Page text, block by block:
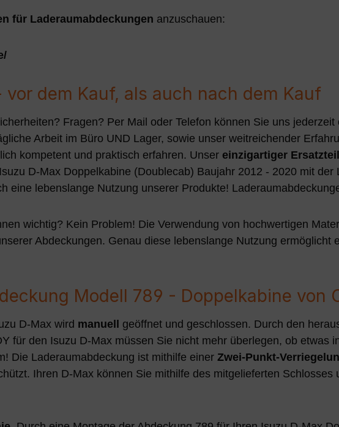
für Laderaumabdeckungen anzuschauen:
dem Kauf, als auch nach dem Kauf
Fragen? Per Mail oder Telefon können Sie uns jederzeit
Arbeit im Büro UND Lager, sowie unser weitreichender
kompetent und praktisch erfahren. Unser einzigartiger
D-Max Doppelkabine (Doublecab) Baujahr 2012 - 2020 mit der
eine lebenslange Nutzung unserer Produkte!
wichtig? Kein Problem! Die Verwendung von hochwertigen
Abdeckungen. Genau diese lebenslange Nutzung ermöglicht
Modell 789 - Doppelkabine von
D-Max wird manuell geöffnet und geschlossen. Durch den
für den Isuzu D-Max müssen Sie nicht mehr überlegen, ob etwas
Die Laderaumabdeckung ist mithilfe einer Zwei-Punkt-
Ihren D-Max können Sie mithilfe des mitgelieferten Schlosses